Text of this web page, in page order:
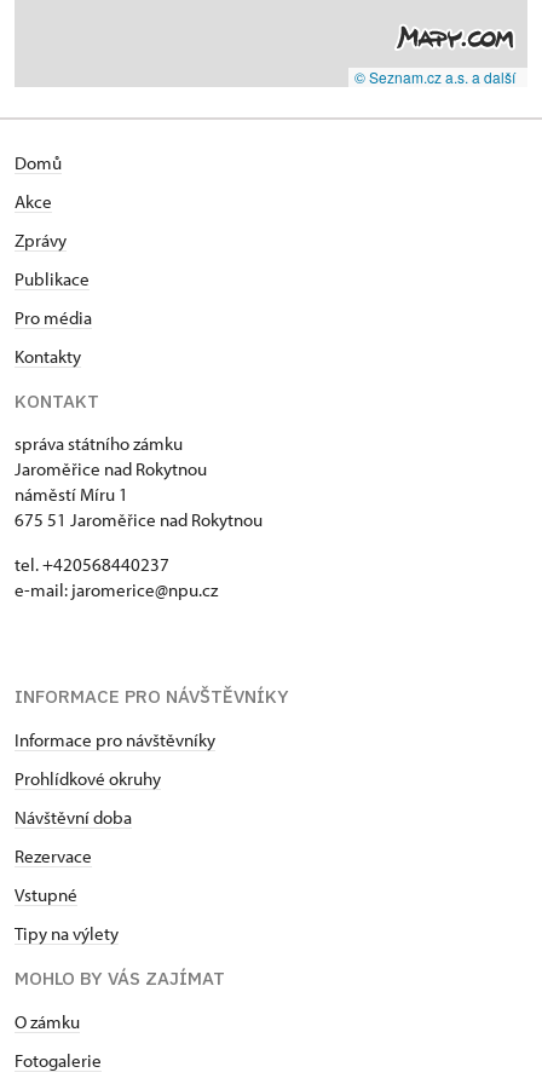
© Seznam.cz a.s. a další
Domů
Akce
Zprávy
Publikace
Pro média
Kontakty
KONTAKT
správa státního zámku
Jaroměřice nad Rokytnou
náměstí Míru 1
675 51 Jaroměřice nad Rokytnou
tel. +420568440237
e-mail: jaromerice@npu.cz
INFORMACE PRO NÁVŠTĚVNÍKY
Informace pro návštěvníky
Prohlídkové okruhy
Návštěvní doba
Rezervace
Vstupné
Tipy na výlety
MOHLO BY VÁS ZAJÍMAT
O zámku
Fotogalerie